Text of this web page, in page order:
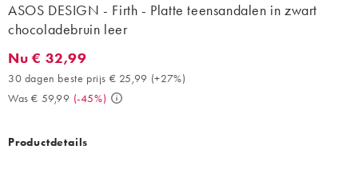
ASOS DESIGN - Firth - Platte teensandalen in zwart
chocoladebruin leer
Nu € 32,99. 30 dagen beste prijs € 25,99 (+27%). Was € 59,99.
Nu € 32,99
30 dagen beste prijs € 25,99 (+27%)
Was € 59,99 (-45%)
Productdetails